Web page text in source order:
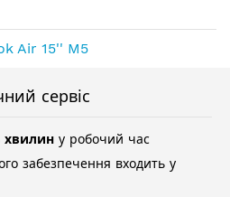
Air 15'' M5
сервіс
хвилин у робочий час
забезпечення входить у